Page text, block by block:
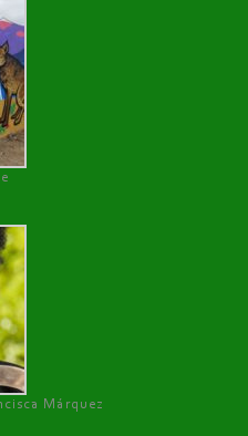
Márquez